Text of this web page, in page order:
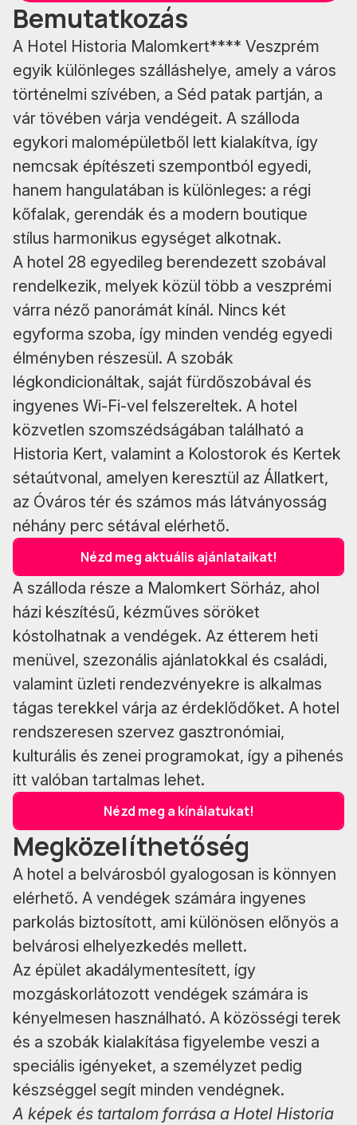
Bemutatkozás
A Hotel Historia Malomkert**** Veszprém
egyik különleges szálláshelye, amely a város
történelmi szívében, a Séd patak partján, a
vár tövében várja vendégeit. A szálloda
egykori malomépületből lett kialakítva, így
nemcsak építészeti szempontból egyedi,
hanem hangulatában is különleges: a régi
kőfalak, gerendák és a modern boutique
stílus harmonikus egységet alkotnak.
A hotel 28 egyedileg berendezett szobával
rendelkezik, melyek közül több a veszprémi
várra néző panorámát kínál. Nincs két
egyforma szoba, így minden vendég egyedi
élményben részesül. A szobák
légkondicionáltak, saját fürdőszobával és
ingyenes Wi-Fi-vel felszereltek. A hotel
közvetlen szomszédságában található a
Historia Kert, valamint a Kolostorok és Kertek
sétaútvonal, amelyen keresztül az Állatkert,
az Óváros tér és számos más látványosság
néhány perc sétával elérhető.
Nézd meg aktuális ajánlataikat!
A szálloda része a Malomkert Sörház, ahol
házi készítésű, kézműves söröket
kóstolhatnak a vendégek. Az étterem heti
menüvel, szezonális ajánlatokkal és családi,
valamint üzleti rendezvényekre is alkalmas
tágas terekkel várja az érdeklődőket. A hotel
rendszeresen szervez gasztronómiai,
kulturális és zenei programokat, így a pihenés
itt valóban tartalmas lehet.
Nézd meg a kínálatukat!
Megközelíthetőség
A hotel a belvárosból gyalogosan is könnyen
elérhető. A vendégek számára ingyenes
parkolás biztosított, ami különösen előnyös a
belvárosi elhelyezkedés mellett.
Az épület akadálymentesített, így
mozgáskorlátozott vendégek számára is
kényelmesen használható. A közösségi terek
és a szobák kialakítása figyelembe veszi a
speciális igényeket, a személyzet pedig
készséggel segít minden vendégnek.
A képek és tartalom forrása a Hotel Historia